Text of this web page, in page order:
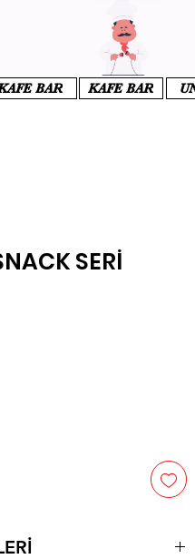
BAR KAFE BAR
SERİ